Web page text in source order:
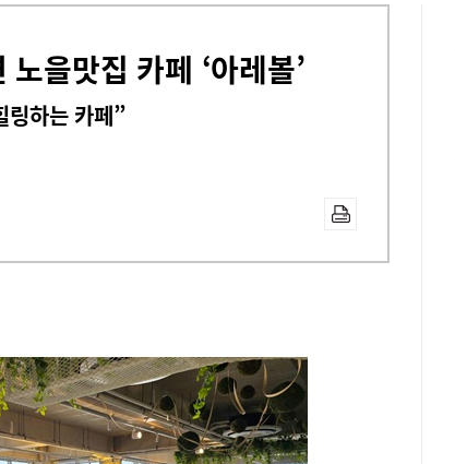
을맛집 카페 ‘아레볼’
링하는 카페”